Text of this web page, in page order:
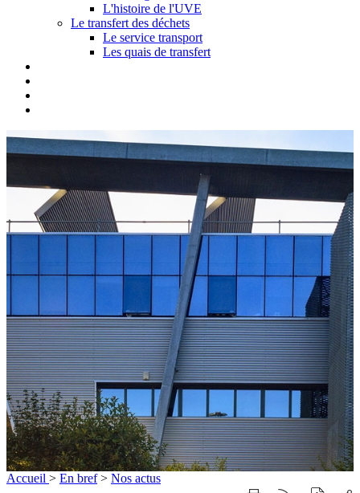
L'histoire de l'UVE
Le transfert des déchets
Le service transport
Les quais de transfert
Accueil > En bref > Nos actus